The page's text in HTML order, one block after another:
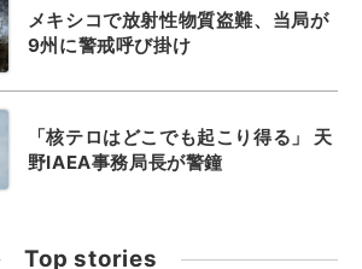
メキシコで放射性物質盗難、当局が
9州に警戒呼び掛け
「核テロはどこでも起こり得る」 天
野IAEA事務局長が警鐘
Top stories